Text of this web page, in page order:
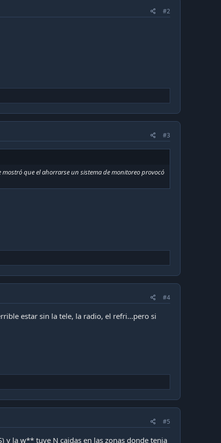
#2
#3
que el ahorrarse un sistema de monitoreo provocó
#4
estar sin la tele, la radio, el refri...pero si
#5
y la w** tuve N caidas en las zonas donde tenia